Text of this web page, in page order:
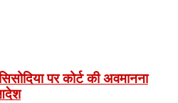
पर कोर्ट की अवमानना